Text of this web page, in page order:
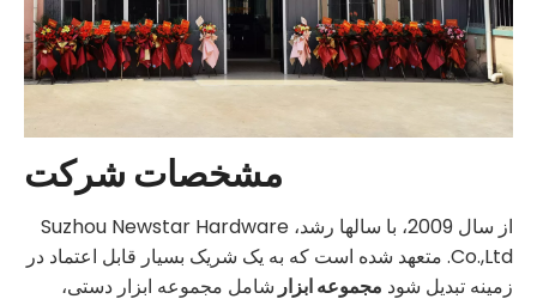
مشخصات شرکت
از سال 2009، با سالها رشد، Suzhou Newstar Hardware
Co.,Ltd. متعهد شده است که به یک شریک بسیار قابل اعتماد در
زمینه تبدیل شود مجموعه ابزار شامل مجموعه ابزار دستی،